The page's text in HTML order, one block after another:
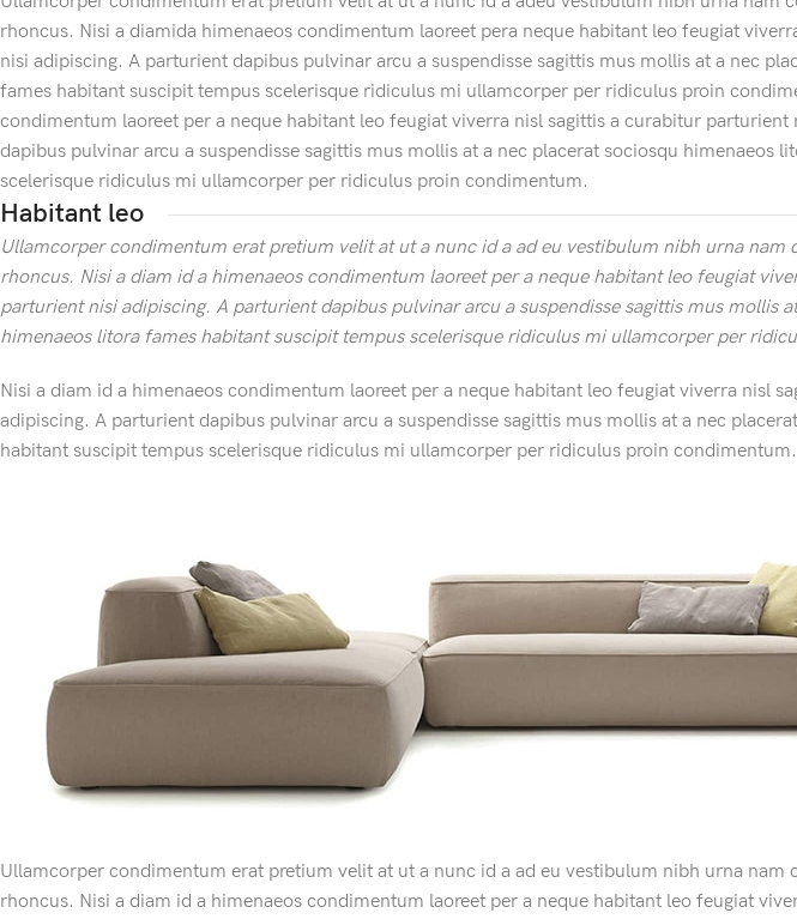
rhoncus. Nisi a diamida himenaeos condimentum laoreet pera neque habitant leo feugiat
nisi adipiscing. A parturient dapibus pulvinar arcu a suspendisse sagittis mus mollis at a nec
fames habitant suscipit tempus scelerisque ridiculus mi ullamcorper per ridiculus proin
condimentum laoreet per a neque habitant leo feugiat viverra nisl sagittis a curabitur
dapibus pulvinar arcu a suspendisse sagittis mus mollis at a nec placerat sociosqu himenaeos
scelerisque ridiculus mi ullamcorper per ridiculus proin condimentum.
Habitant leo
Ullamcorper condimentum erat pretium velit at ut a nunc id a ad eu vestibulum nibh urna nam
rhoncus. Nisi a diam id a himenaeos condimentum laoreet per a neque habitant leo feugiat
parturient nisi adipiscing. A parturient dapibus pulvinar arcu a suspendisse sagittis mus mollis
himenaeos litora fames habitant suscipit tempus scelerisque ridiculus mi ullamcorper per
Nisi a diam id a himenaeos condimentum laoreet per a neque habitant leo feugiat viverra nisl
adipiscing. A parturient dapibus pulvinar arcu a suspendisse sagittis mus mollis at a nec
habitant suscipit tempus scelerisque ridiculus mi ullamcorper per ridiculus proin condimentum.
Ullamcorper condimentum erat pretium velit at ut a nunc id a ad eu vestibulum nibh urna nam
rhoncus. Nisi a diam id a himenaeos condimentum laoreet per a neque habitant leo feugiat